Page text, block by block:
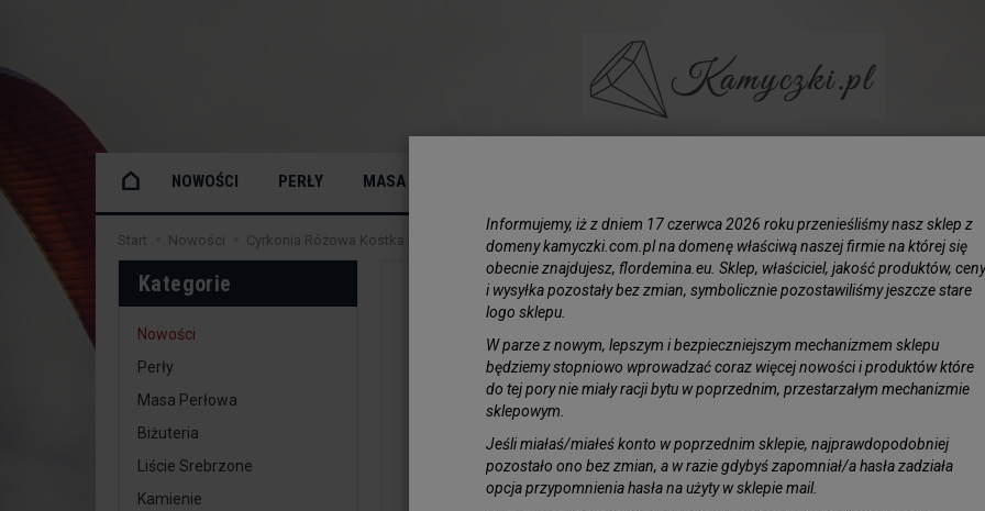
Informujemy, iż z dniem 17 czerwca 2026 roku przenieśliśmy nasz sklep z
domeny kamyczki.com.pl na domenę właściwą naszej firmie na której się
obecnie znajdujesz, flordemina.eu. Sklep, właściciel, jakość produktów, ceny
i wysyłka pozostały bez zmian, symbolicznie pozostawiliśmy jeszcze stare
logo sklepu.
W parze z nowym, lepszym i bezpieczniejszym mechanizmem sklepu
będziemy stopniowo wprowadzać coraz więcej nowości i produktów które
do tej pory nie miały racji bytu w poprzednim, przestarzałym mechanizmie
sklepowym.
Jeśli miałaś/miałeś konto w poprzednim sklepie, najprawdopodobniej
pozostało ono bez zmian, a w razie gdybyś zapomniał/a hasła zadziała
opcja przypomnienia hasła na użyty w sklepie mail.
NOWOŚCI PERŁY MASA PERŁOWA
Start Nowości Cyrkonia Różowa Kostka Fasetowana 3 mm - Cyrkonie
Obserwuj
Kategorie
Nowości
Perły
Masa Perłowa
Biżuteria
Liście Srebrzone
Kamienie